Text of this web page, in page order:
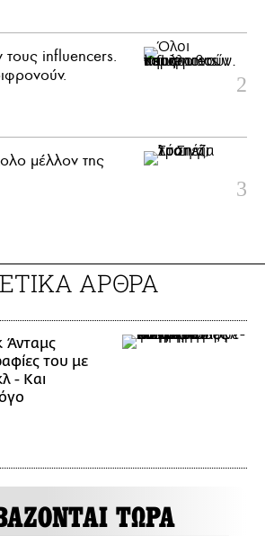
influencers.
μέλλον της
ΑΡΘΡΑ
Άνταμς
του με
- Και
ΤΩΡΑ